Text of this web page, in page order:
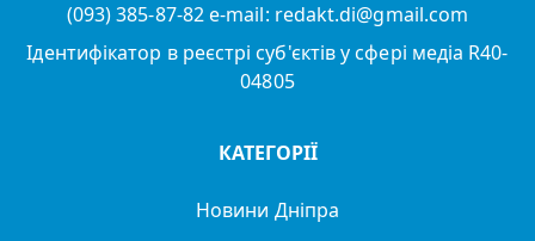
(093) 385-87-82 e-mail: redakt.di@gmail.com
Ідентифікатор в реєстрі суб'єктів у сфері медіа R40-
04805
КАТЕГОРІЇ
Новини Дніпра